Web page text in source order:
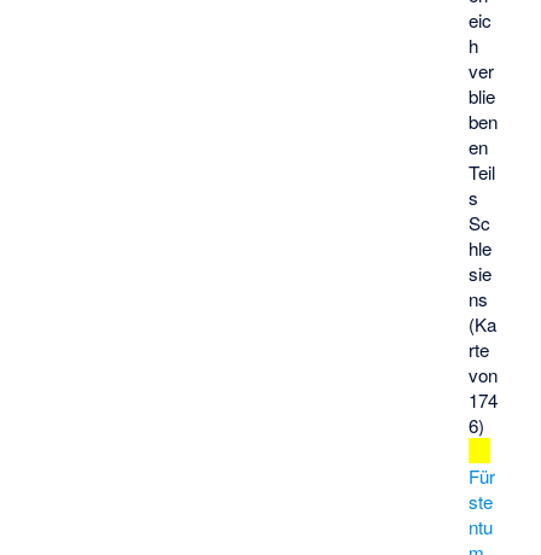
eic
h
ver
blie
ben
en
Teil
s
Sc
hle
sie
ns
(Ka
rte
von
174
6)
Für
ste
ntu